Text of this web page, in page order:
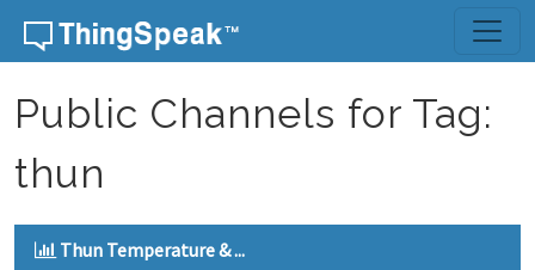
Skip to content
Public Channels for Tag:
thun
Thun Temperature & ...